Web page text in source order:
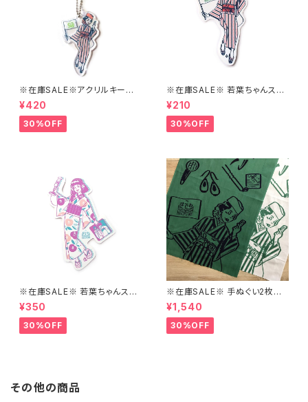
※在庫SALE※アクリルキーホ
ルダー【はこにわ】
¥420
30%OFF
※在庫SALE※ 若葉ちゃんステ
ッカーver1【はこにわ】
¥210
30%OFF
※在庫SALE※ 若葉ちゃんステ
ッカーver.2【はこにわ】
¥350
30%OFF
※在庫SALE※ 手ぬぐい2枚セッ
ト【はこにわ】
¥1,540
30%OFF
その他の商品